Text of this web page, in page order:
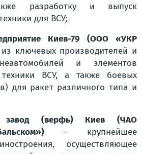
разработку и выпуск
для ВСУ;
Киев-79 (ООО «УКР
ключевых производителей и
и элементов
ВСУ, а также боевых
для ракет различного типа и
завод (верфь) Киев (ЧАО
– крупнейшее
осуществляющее